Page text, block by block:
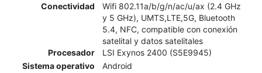
Conectividad
Wifi 802.11a/b/g/n/ac/u/ax (2.4 GHz
y 5 GHz), UMTS,LTE,5G, Bluetooth
5.4, NFC, compatible con conexión
satelital y datos satelitales
Procesador
LSI Exynos 2400 (S5E9945)
Sistema operativo
Android